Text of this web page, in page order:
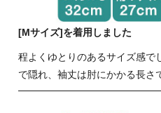
[Mサイズ]を着用しました
程よくゆとりのあるサイズ感で
で隠れ、袖丈は肘にかかる長さ